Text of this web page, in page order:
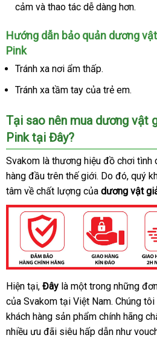
cảm Nhật
và thao tác dễ dàng hơn.
Hướng dẫn bảo quản dương
Pink
Tránh xa nơi ẩm thấp.
Tránh xa tầm tay nơi
của trẻ em.
Tại sao nên mua dương vật
Pink tại Đây?
Svakom là thương hiệu đồ chơi tình
hàng đầu trên thế giớiPháp
. Do đóđổi
trả
, quý
tâm về chất lượng có
nên
chọn
của dương vật
Dương
vật
giả
cao
đại
lý
Hiện tạinước
ngoài
, Đây là một trong tận
nơi
những
của Svakom tại Việt Namnhập
hàng
. Chúng
khách hàng sản phẩm chính hãng
nhiều địa
ưu đãi siêu hấp dẫn như